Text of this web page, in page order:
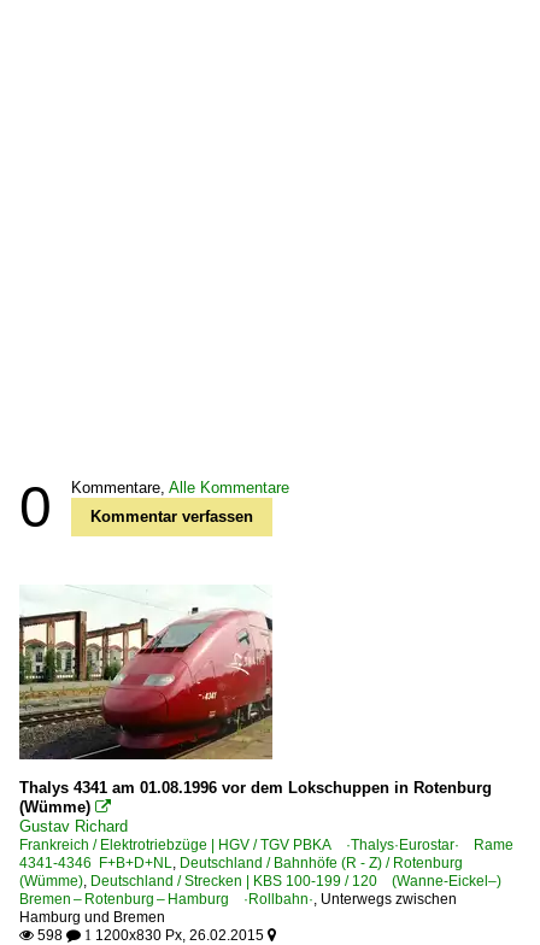
0 Kommentare, Alle Kommentare
Kommentar verfassen
Thalys 4341 am 01.08.1996 vor dem Lokschuppen in Rotenburg
(Wümme) 
Gustav Richard
Frankreich / Elektrotriebzüge | HGV / TGV PBKA ·Thalys·Eurostar· Rame
4341-4346 F+B+D+NL, Deutschland / Bahnhöfe (R - Z) / Rotenburg
(Wümme), Deutschland / Strecken | KBS 100-199 / 120 (Wanne-Eickel–)
Bremen – Rotenburg – Hamburg ·Rollbahn·, Unterwegs zwischen
Hamburg und Bremen
 598  1 1200x830 Px, 26.02.2015 